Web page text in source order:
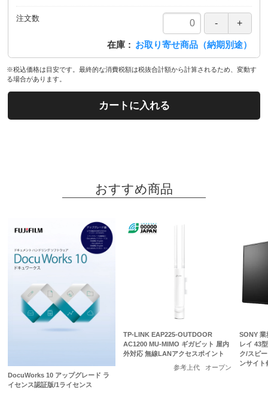
注文数
在庫 お取り寄せ商品（納期別途）
※税込価格は目安です。最終的な消費税額は税抜合計額から計算されるため、変動す
る場合があります。
カートに入れる
おすすめ商品
DocuWorks 10 アップグレード ラ
イセンス認証版/1ライセンス
TP-LINK EAP225-OUTDOOR
AC1200 MU-MIMO ギガビット 屋内
外対応 無線LANアクセスポイント
参考上代
オープン
SONY 業
レイ 43
ク/スピ
ンサイト